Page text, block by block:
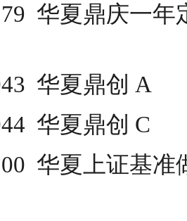
华夏鼎庆一年
华夏鼎创 A
华夏鼎创 C
华夏上证基准